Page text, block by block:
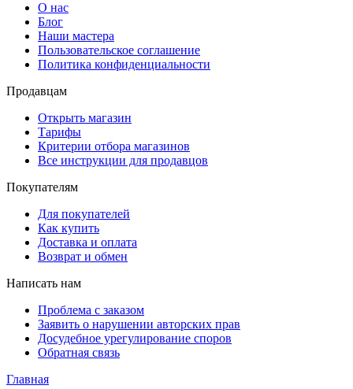
О нас
Блог
Наши мастера
Пользовательское соглашение
Политика конфиденциальности
Продавцам
Открыть магазин
Тарифы
Критерии отбора магазинов
Все инструкции для продавцов
Покупателям
Для покупателей
Как купить
Доставка и оплата
Возврат и обмен
Написать нам
Проблема с заказом
Заявить о нарушении авторских прав
Досудебное урегулирование споров
Обратная связь
Главная